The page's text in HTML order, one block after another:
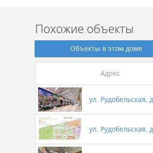
Похожие объекты
Объекты в этом доме
Адрес
ул. Рудобельская,
ул. Рудобельская,